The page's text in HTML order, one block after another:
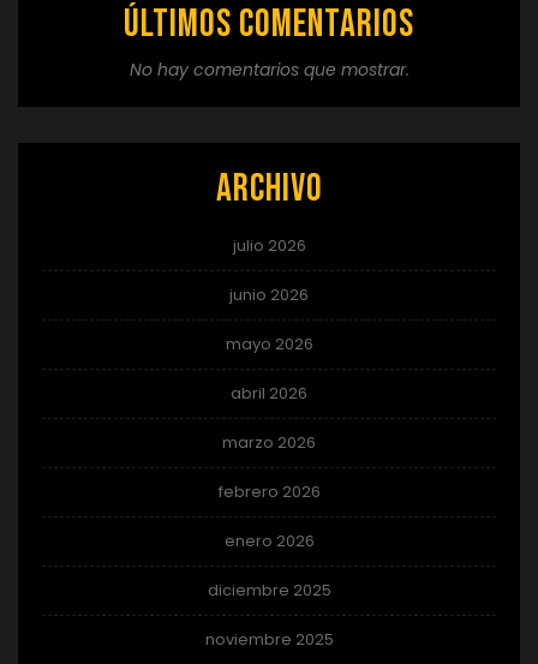
Últimos comentarios
No hay comentarios que mostrar.
Archivo
julio 2026
junio 2026
mayo 2026
abril 2026
marzo 2026
febrero 2026
enero 2026
diciembre 2025
noviembre 2025